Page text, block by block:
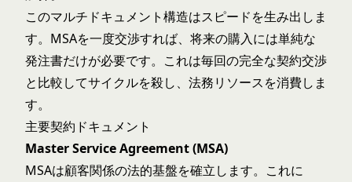
このマルチドキュメント構造はスピードを生み出しま
す。MSAを一度交渉すれば、将来の購入には単純な
発注書だけが必要です。これは毎回の完全な契約交渉
と比較してサイクルを殺し、法務リソースを消費しま
す。
主要契約ドキュメント
Master Service Agreement (MSA)
MSAは顧客関係の法的基盤を確立します。これに